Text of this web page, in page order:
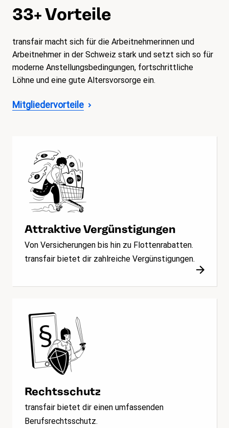
33+ Vorteile
transfair macht sich für die Arbeitnehmerinnen und
Arbeitnehmer in der Schweiz stark und setzt sich so für
moderne Anstellungsbedingungen, fortschrittliche
Löhne und eine gute Altersvorsorge ein.
Mitgliedervorteile
Attraktive Vergünstigungen
Von Versicherungen bis hin zu Flottenrabatten.
transfair bietet dir zahlreiche Vergünstigungen.
Rechtsschutz
transfair bietet dir einen umfassenden
Berufsrechtsschutz.